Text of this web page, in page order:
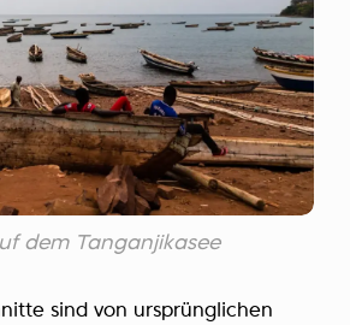
dem Tanganjikasee
sind von ursprünglichen